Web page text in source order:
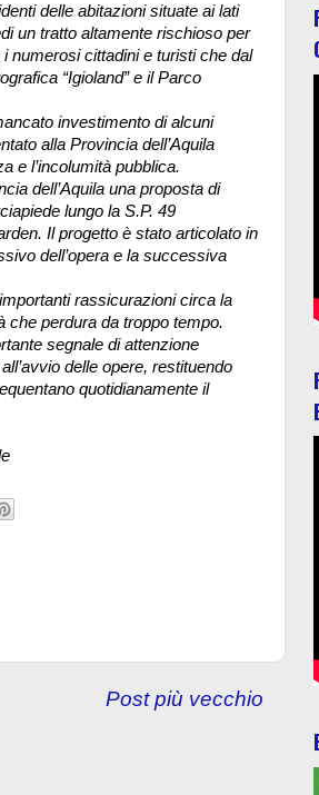
delle abitazioni situate ai lati
un tratto altamente rischioso per
numerosi cittadini e turisti che dal
“Igioland” e il Parco
investimento di alcuni
alla Provincia dell’Aquila
e l’incolumità pubblica.
dell’Aquila una proposta di
lungo la S.P. 49
Il progetto è stato articolato in
dell’opera e la successiva
rassicurazioni circa la
che perdura da troppo tempo.
segnale di attenzione
delle opere, restituendo
quotidianamente il
Post più vecchio